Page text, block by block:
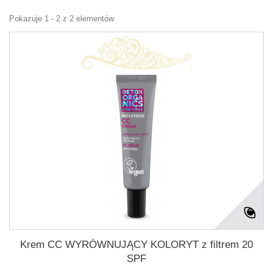
Pokazuje 1 - 2 z 2 elementów
Krem CC WYRÓWNUJĄCY KOLORYT z filtrem 20
SPF